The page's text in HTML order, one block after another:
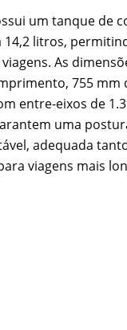
um tanque de
14,2 litros,
As
755 mm
entre-eixos de
uma
adequada
viagens mais